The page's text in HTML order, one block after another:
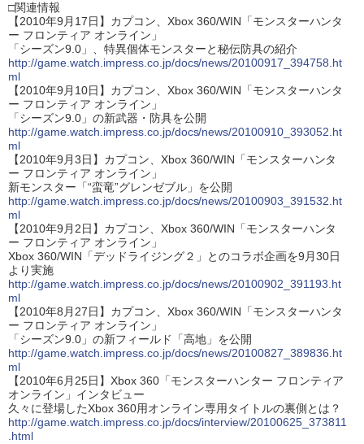
□関連情報
【2010年9月17日】カプコン、Xbox 360/WIN「モンスターハンタ
ー フロンティア オンライン」
「シーズン9.0」、特異個体モンスターと秘伝防具の紹介
http://game.watch.impress.co.jp/docs/news/20100917_394758.ht
ml
【2010年9月10日】カプコン、Xbox 360/WIN「モンスターハンタ
ー フロンティア オンライン」
「シーズン9.0」の新武器・防具を公開
http://game.watch.impress.co.jp/docs/news/20100910_393052.ht
ml
【2010年9月3日】カプコン、Xbox 360/WIN「モンスターハンタ
ー フロンティア オンライン」
新モンスター「“蛮竜”グレンゼブル」を公開
http://game.watch.impress.co.jp/docs/news/20100903_391532.ht
ml
【2010年9月2日】カプコン、Xbox 360/WIN「モンスターハンタ
ー フロンティア オンライン」
Xbox 360/WIN「デッドライジング２」とのコラボ企画を9月30日
より実施
http://game.watch.impress.co.jp/docs/news/20100902_391193.ht
ml
【2010年8月27日】カプコン、Xbox 360/WIN「モンスターハンタ
ー フロンティア オンライン」
「シーズン9.0」の新フィールド「高地」を公開
http://game.watch.impress.co.jp/docs/news/20100827_389836.ht
ml
【2010年6月25日】Xbox 360「モンスターハンター フロンティア
オンライン」インタビュー
久々に登場したXbox 360用オンライン専用タイトルの裏側とは？
http://game.watch.impress.co.jp/docs/interview/20100625_373811
.html